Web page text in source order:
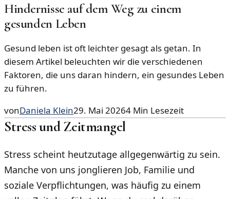
Hindernisse auf dem Weg zu einem
gesunden Leben
Gesund leben ist oft leichter gesagt als getan. In
diesem Artikel beleuchten wir die verschiedenen
Faktoren, die uns daran hindern, ein gesundes Leben
zu führen.
vonDaniela Klein29. Mai 20264 Min Lesezeit
Stress und Zeitmangel
Stress scheint heutzutage allgegenwärtig zu sein.
Manche von uns jonglieren Job, Familie und
soziale Verpflichtungen, was häufig zu einem